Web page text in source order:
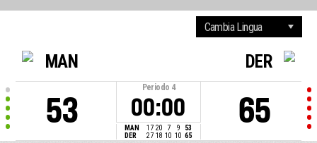
MAN
53
Periodo 4
00:00
MAN 17 20 7 9
53
DER
27 18 10 10 65
DER
65